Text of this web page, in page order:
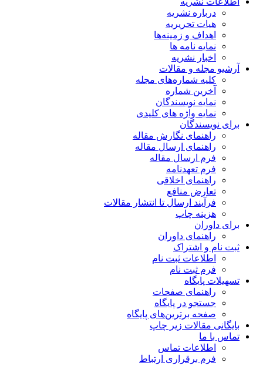
درباره نشریه
هیات تحریریه
اهداف و زمینه‌ها
نمایه نامه ها
اخبار نشریه
آرشیو مجله و مقالات
کلیه شماره‌های مجله
آخرین شماره
نمایه نویسندگان
نمایه واژه های کلیدی
برای نویسندگان
راهنمای نگارش مقاله
راهنمای ارسال مقاله
فرم ارسال مقاله
فرم تعهدنامه
راهنمای اخلاقی
تعارض منافع
فرآیند ارسال تا انتشار مقالات
هزینه چاپ
برای داوران
راهنمای داوران
ثبت نام و اشتراک
اطلاعات ثبت نام
فرم ثبت نام
تسهیلات پایگاه
راهنمای صفحات
جستجو در پایگاه
صفحه برترین‌های پایگاه
بایگانی مقالات زیر چاپ
تماس با ما
اطلاعات تماس
فرم برقراری ارتباط